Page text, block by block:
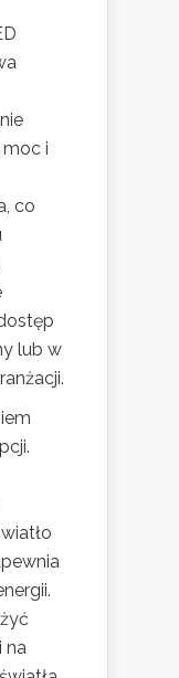
moc i
co
lub w
na